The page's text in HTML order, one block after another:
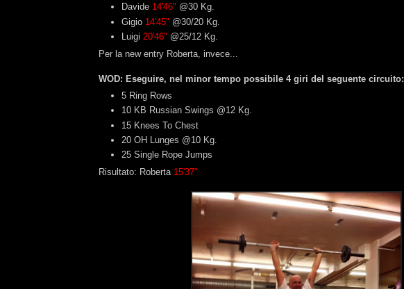
Davide 14'46" @30 Kg.
Gigio 14'45" @30/20 Kg.
Luigi 20'46" @25/12 Kg.
Per la new entry Roberta, invece...
WOD: Eseguire, nel minor tempo possibile 4 giri del seguente circuito:
5 Ring Rows
10 KB Russian Swings @12 Kg.
15 Knees To Chest
20 OH Lunges @10 Kg.
25 Single Rope Jumps
Risultato: Roberta 15'37"